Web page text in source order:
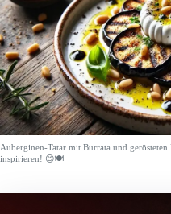
Auberginen-Tatar mit Burrata und
inspirieren! 😊🍽️